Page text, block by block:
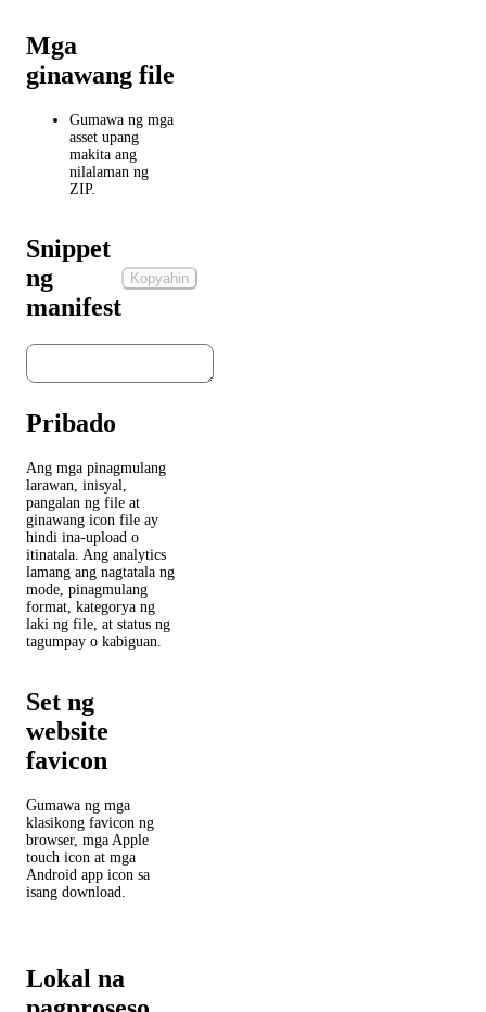
Mga
ginawang file
Gumawa ng mga
asset upang
makita ang
nilalaman ng
ZIP.
Snippet
ng
manifest
Kopyahin
Pribado
Ang mga pinagmulang
larawan, inisyal,
pangalan ng file at
ginawang icon file ay
hindi ina-upload o
itinatala. Ang analytics
lamang ang nagtatala ng
mode, pinagmulang
format, kategorya ng
laki ng file, at status ng
tagumpay o kabiguan.
Set ng
website
favicon
Gumawa ng mga
klasikong favicon ng
browser, mga Apple
touch icon at mga
Android app icon sa
isang download.
Lokal na